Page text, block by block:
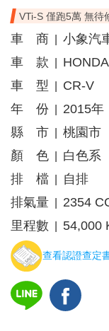
VTi-S 僅跑5萬 無待
車 商
小象汽
車 款
HONDA
車 型
CR-V
年 份
2015年
縣 市
桃園市
顏 色
白色系
排 檔
自排
排氣量
2354
里程數
54,000
查看認證查定